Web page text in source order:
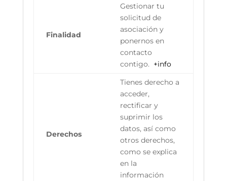
Finalidad
Gestionar tu
solicitud de
asociación y
ponernos en
contacto
contigo. +info
Derechos
Tienes derecho a
acceder,
rectificar y
suprimir los
datos, así como
otros derechos,
como se explica
en la
información